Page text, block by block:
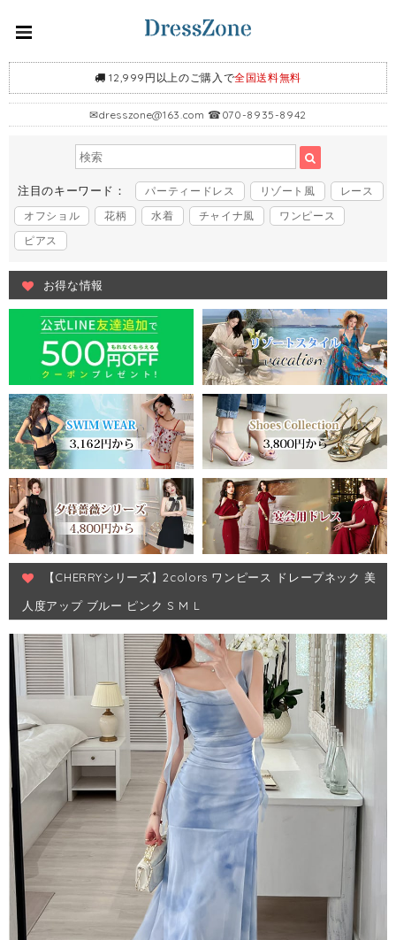
12,999円以上のご購入で全国送料無料
✉dresszone@163.com ☎070-8935-8942
注目のキーワード： パーティードレス リゾート風
レース
オフショル
花柄 水着 チャイナ風
ワンピース
ピアス
お得な情報
【CHERRYシリーズ】2colors ワンピース ドレープネック 美
人度アップ ブルー ピンク S M L